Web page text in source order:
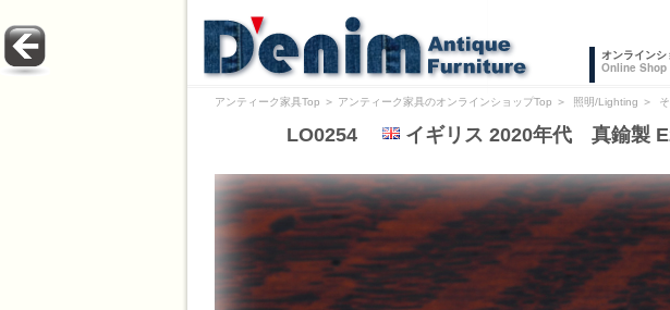
オンラインシ
Online Shop
アンティーク家具Top ＞ アンティーク家具のオンラインショップTop ＞ 照明/Lighting ＞
LO0254 イギリス 2020年代 真鍮製